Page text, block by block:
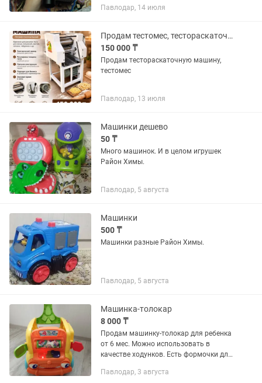
что бы подключить ее к аккумулятору
Павлодар, 14 июля
Продам тестомес, тестораскаточная машинка
150 000 ₸
Продам тестораскаточную машину,
тестомес
Павлодар, 13 июля
Машинки дешево
50 ₸
Много машинок. И в целом игрушек
Район Химы.
Павлодар, 5 августа
Машинки
500 ₸
Машинки разные Район Химы.
Павлодар, 5 августа
Машинка-толокар
8 000 ₸
Продам машинку-толокар для ребенка
от 6 мес. Можно использовать в
качестве ходунков. Есть формочки для
клавиши свой звук, когда крутишь
Павлодар, 3 августа